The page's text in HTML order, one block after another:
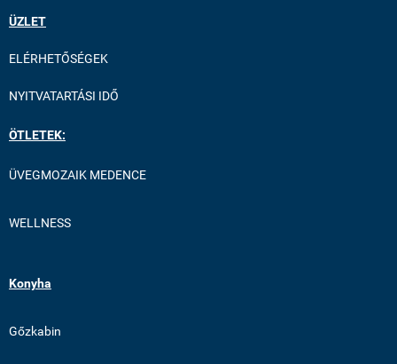
ÜZLET
ELÉRHETŐSÉGEK
NYITVATARTÁSI IDŐ
ÖTLETEK:
ÜVEGMOZAIK MEDENCE
WELLNESS
Konyha
Gőzkabin